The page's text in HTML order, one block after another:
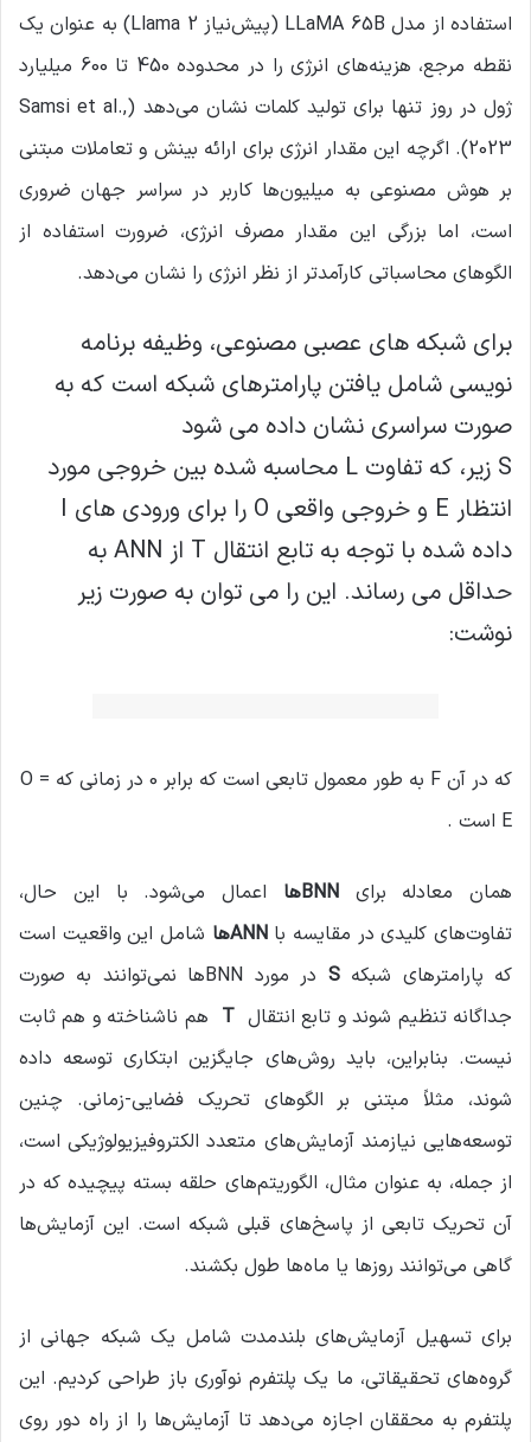
استفاده از مدل LLaMA 65B (پیش‌نیاز Llama 2) به عنوان یک
نقطه مرجع، هزینه‌های انرژی را در محدوده 450 تا 600 میلیارد
ژول در روز تنها برای تولید کلمات نشان می‌دهد (Samsi et al.,
2023). اگرچه این مقدار انرژی برای ارائه بینش و تعاملات مبتنی
بر هوش مصنوعی به میلیون‌ها کاربر در سراسر جهان ضروری
است، اما بزرگی این مقدار مصرف انرژی، ضرورت استفاده از
الگوهای محاسباتی کارآمدتر از نظر انرژی را نشان می‌دهد.
برای شبکه های عصبی مصنوعی، وظیفه برنامه
نویسی شامل یافتن پارامترهای شبکه است که به
صورت سراسری نشان داده می شود
S زیر، که تفاوت L محاسبه شده بین خروجی مورد
انتظار E و خروجی واقعی O را برای ورودی های I
داده شده با توجه به تابع انتقال T از ANN به
حداقل می رساند. این را می توان به صورت زیر
نوشت:
که در آن F به طور معمول تابعی است که برابر 0 در زمانی که O =
E است .
همان معادله برایBNNها
اعمال می‌شود. با این حال،
تفاوت‌های کلیدی در مقایسه باANNها
شامل این واقعیت است
که پارامترهای شبکهS
در مورد BNNها نمی‌توانند به صورت
جداگانه تنظیم شوند و تابع انتقال T
هم ناشناخته و هم ثابت
نیست. بنابراین، باید روش‌های جایگزین ابتکاری توسعه داده
شوند، مثلاً مبتنی بر الگوهای تحریک فضایی-زمانی. چنین
توسعه‌هایی نیازمند آزمایش‌های متعدد الکتروفیزیولوژیکی است،
از جمله، به عنوان مثال، الگوریتم‌های حلقه بسته پیچیده که در
آن تحریک تابعی از پاسخ‌های قبلی شبکه است. این آزمایش‌ها
گاهی می‌توانند روزها یا ماه‌ها طول بکشند.
برای تسهیل آزمایش‌های بلندمدت شامل یک شبکه جهانی از
گروه‌های تحقیقاتی، ما یک پلتفرم نوآوری باز طراحی کردیم. این
پلتفرم به محققان اجازه می‌دهد تا آزمایش‌ها را از راه دور روی